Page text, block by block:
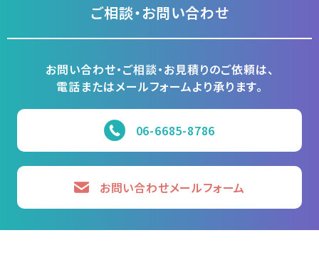
ご相談・お問い合わせ
お問い合わせ・ご相談・お見積りのご依頼は、
電話またはメールフォームより承ります。
06-6685-8786
お問い合わせメールフォーム